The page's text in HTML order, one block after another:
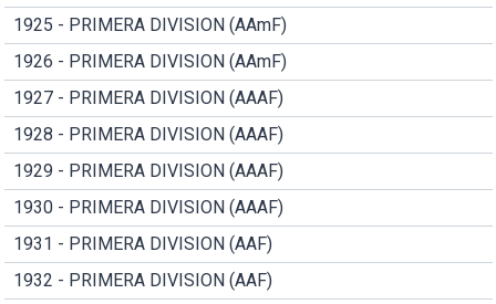
1925 - PRIMERA DIVISION (AAmF)
1926 - PRIMERA DIVISION (AAmF)
1927 - PRIMERA DIVISION (AAAF)
1928 - PRIMERA DIVISION (AAAF)
1929 - PRIMERA DIVISION (AAAF)
1930 - PRIMERA DIVISION (AAAF)
1931 - PRIMERA DIVISION (AAF)
1932 - PRIMERA DIVISION (AAF)